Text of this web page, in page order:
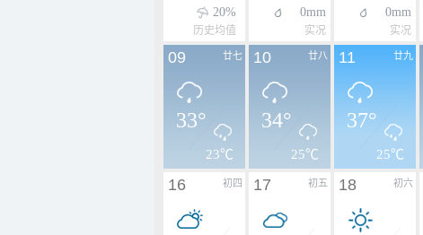
20%
历史均值
0mm
实况
0mm
实况
廿七
09
33°
23℃
廿八
10
34°
25℃
廿九
11
37°
25℃
初四
16 初五
17 初六
18